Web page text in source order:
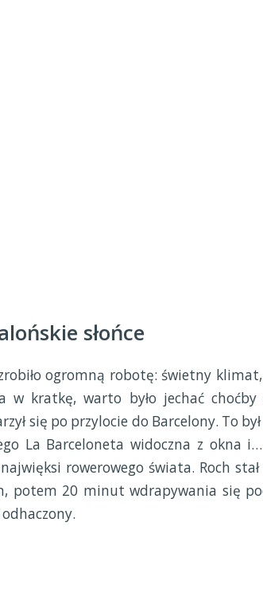
słońce
ogromną robotę: świetny
w kratkę, warto było jechać
się po przylocie do Barcelony. To
La Barceloneta widoczna z okna
rowerowego świata. Roch
potem 20 minut wdrapywania się